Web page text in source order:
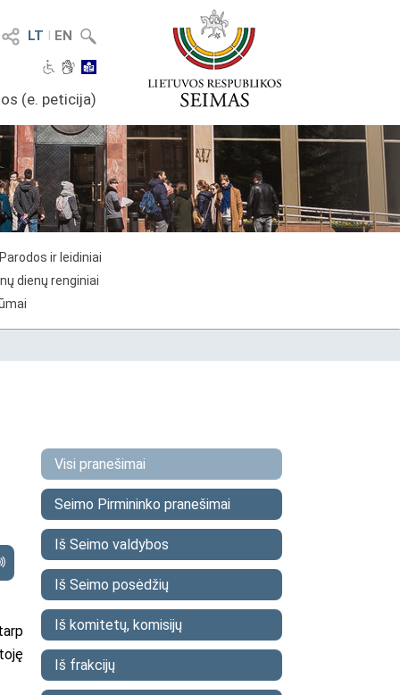
LT I EN
(e. peticija)
Parodos ir leidiniai
dienų renginiai
Visi pranešimai
Seimo Pirmininko pranešimai
Iš Seimo valdybos
Iš Seimo posėdžių
Iš komitetų, komisijų
Iš frakcijų